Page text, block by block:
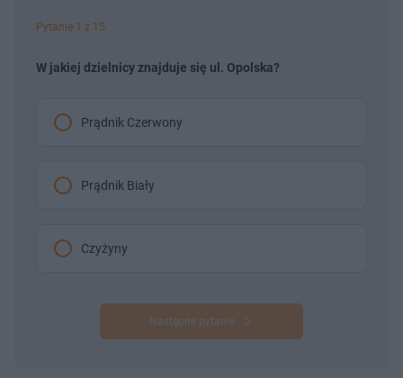
Pytanie 1 z 15
W jakiej dzielnicy znajduje się ul. Opolska?
Prądnik Czerwony
Prądnik Biały
Czyżyny
Następne pytanie